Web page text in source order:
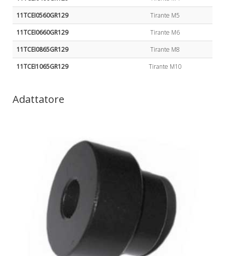
11TCEI0560GR129
Tirante M5
11TCEI0660GR129
Tirante M6
11TCEI0865GR129
Tirante M8
11TCEI1065GR129
Tirante M10
Adattatore